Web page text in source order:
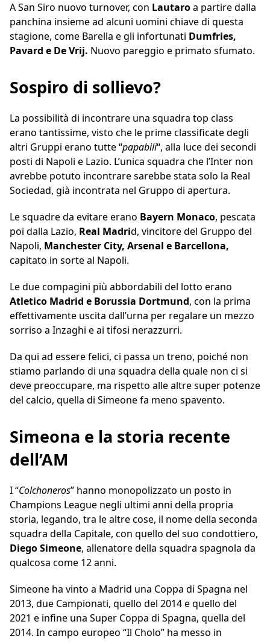
A San Siro nuovo turnover, con Lautaroa partire dalla
panchina insieme ad alcuni uomini chiave di questa
stagione, come Barella e gli infortunati Dumfries,
Pavard e De Vrij. Nuovo pareggio e primato sfumato.
Sospiro di sollievo?
La possibilità di incontrare una squadra top class
erano tantissime, visto che le prime classificate degli
altri Gruppi erano tutte “papabili“, alla luce dei secondi
posti di Napoli e Lazio. L’unica squadra che l’Inter non
avrebbe potuto incontrare sarebbe stata solo la Real
Sociedad, già incontrata nel Gruppo di apertura.
Le squadre da evitare erano Bayern Monaco, pescata
poi dalla Lazio, Real Madrid, vincitore del Gruppo del
Napoli, Manchester City, Arsenal e Barcellona,
capitato in sorte al Napoli.
Le due compagini più abbordabili del lotto erano
Atletico Madrid e Borussia Dortmund, con la prima
effettivamente uscita dall’urna per regalare un mezzo
sorriso a Inzaghi e ai tifosi nerazzurri.
Da qui ad essere felici, ci passa un treno, poiché non
stiamo parlando di una squadra della quale non ci si
deve preoccupare, ma rispetto alle altre super potenze
del calcio, quella di Simeone fa meno spavento.
Simeona e la storia recente
dell’AM
I “Colchoneros” hanno monopolizzato un posto in
Champions League negli ultimi anni della propria
storia, legando, tra le altre cose, il nome della seconda
squadra della Capitale, con quello del suo condottiero,
Diego Simeone, allenatore della squadra spagnola da
qualcosa come 12 anni.
Simeone ha vinto a Madrid una Coppa di Spagna nel
2013, due Campionati, quello del 2014 e quello del
2021 e infine una Super Coppa di Spagna, quella del
2014. In campo europeo “Il Cholo” ha messo in